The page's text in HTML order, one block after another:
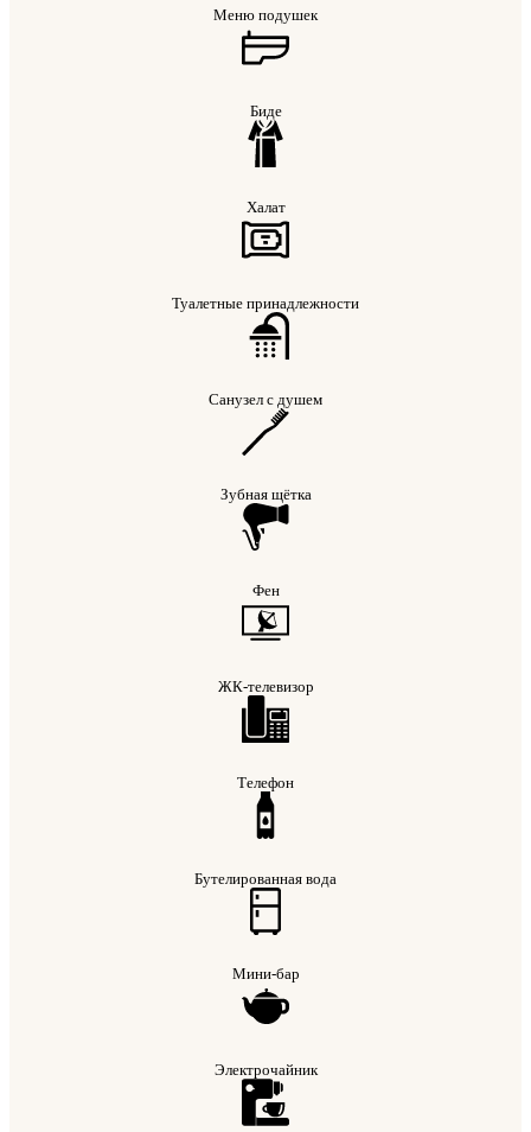
Меню подушек
Биде
Халат
Туалетные принадлежности
Санузел с душем
Зубная щётка
Фен
ЖК-телевизор
Телефон
Бутелированная вода
Мини-бар
Электрочайник